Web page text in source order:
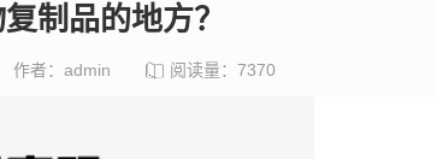
制品的地方？
作者：admin 阅读量： 7370